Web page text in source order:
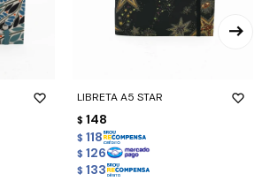
LIBRETA A5 STAR
$ 148
$ 118
$ 126
$ 133